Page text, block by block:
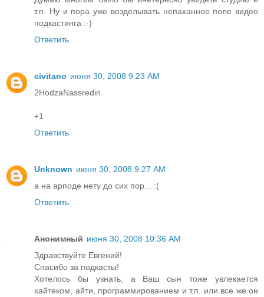
т.п. Ну и пора уже возделывать непаханное поле видео
подкастинга :-)
Ответить
civitano июня 30, 2008 9:23 AM
2HodzaNassredin
+1
Ответить
Unknown июня 30, 2008 9:27 AM
а на арподе нету до сих пор... :(
Ответить
Анонимный июня 30, 2008 10:36 AM
Здравствуйте Евгений!
Спасибо за подкасты!
Хотелось бы узнать, а Ваш сын тоже увлекается
хайтеком, айти, программированием и т.п. или все же он